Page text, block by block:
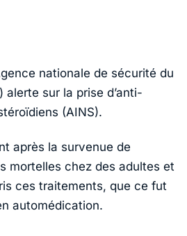
nationale de sécurité du
alerte sur la prise d’anti-
(AINS).
après la survenue de
mortelles chez des adultes et
ces traitements, que ce fut
automédication.